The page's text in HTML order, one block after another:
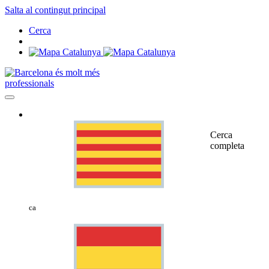
Salta al contingut principal
Cerca
professionals
ca
Cerca
completa